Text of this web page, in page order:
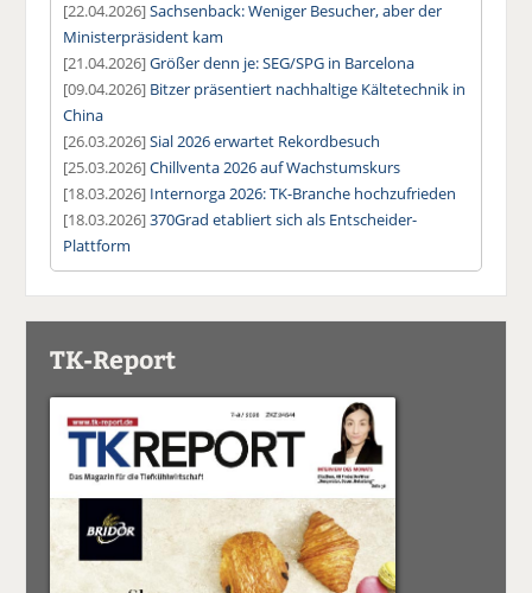
[22.04.2026]Sachsenback: Weniger Besucher, aber der
Ministerpräsident kam
[21.04.2026]Größer denn je: SEG/SPG in Barcelona
[09.04.2026] Bitzer präsentiert nachhaltige Kältetechnik in
China
[26.03.2026]Sial 2026 erwartet Rekordbesuch
[25.03.2026]Chillventa 2026 auf Wachstumskurs
[18.03.2026] Internorga 2026: TK-Branche hochzufrieden
[18.03.2026]370Grad etabliert sich als Entscheider-
Plattform
TK-Report